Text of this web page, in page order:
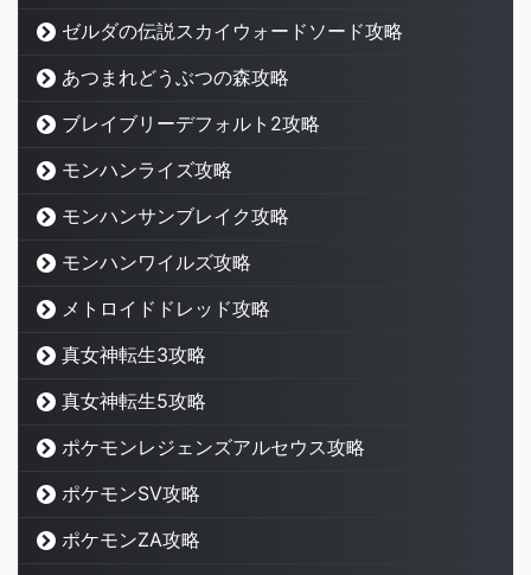
ゼルダの伝説スカイウォードソード攻略
あつまれどうぶつの森攻略
ブレイブリーデフォルト2攻略
モンハンライズ攻略
モンハンサンブレイク攻略
モンハンワイルズ攻略
メトロイドドレッド攻略
真女神転生3攻略
真女神転生5攻略
ポケモンレジェンズアルセウス攻略
ポケモンSV攻略
ポケモンZA攻略